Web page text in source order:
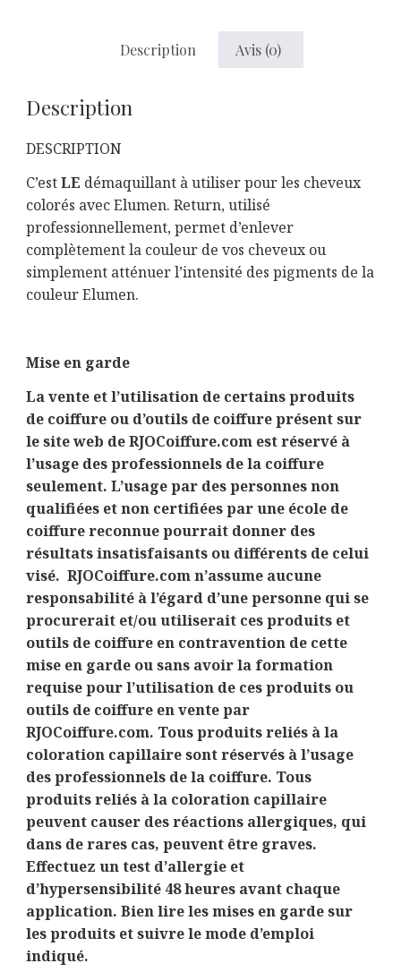
Description Avis (0)
Description
DESCRIPTION
C’estLE démaquillant à utiliser pour les cheveux
colorés avec Elumen. Return, utilisé
professionnellement, permet d’enlever
complètement la couleur de vos cheveux ou
simplement atténuer l’intensité des pigments de la
couleur Elumen.
Mise en garde
La vente et l’utilisation de certains produits
de coiffure ou d’outils de coiffure présent sur
le site web de RJOCoiffure.com est réservé à
l’usage des professionnels de la coiffure
seulement. L’usage par des personnes non
qualifiées et non certifiées par une école de
coiffure reconnue pourrait donner des
résultats insatisfaisants ou différents de celui
visé. RJOCoiffure.com n’assume aucune
responsabilité à l’égard d’une personne qui se
procurerait et/ou utiliserait ces produits et
outils de coiffure en contravention de cette
mise en garde ou sans avoir la formation
requise pour l’utilisation de ces produits ou
outils de coiffure en vente par
RJOCoiffure.com. Tous produits reliés à la
coloration capillaire sont réservés à l’usage
des professionnels de la coiffure. Tous
produits reliés à la coloration capillaire
peuvent causer des réactions allergiques, qui
dans de rares cas, peuvent être graves.
Effectuez un test d’allergie et
d’hypersensibilité 48 heures avant chaque
application. Bien lire les mises en garde sur
les produits et suivre le mode d’emploi
indiqué.